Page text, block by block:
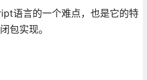
语言的一个难点，也是它的特
包实现。